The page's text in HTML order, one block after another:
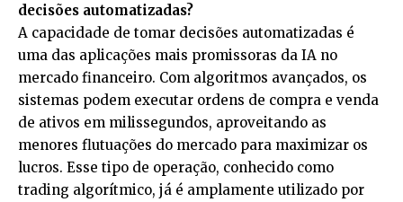
decisões automatizadas?
A capacidade de tomar decisões automatizadas é
uma das aplicações mais promissoras da IA no
mercado financeiro. Com algoritmos avançados, os
sistemas podem executar ordens de compra e venda
de ativos em milissegundos, aproveitando as
menores flutuações do mercado para maximizar os
lucros. Esse tipo de operação, conhecido como
trading algorítmico, já é amplamente utilizado por